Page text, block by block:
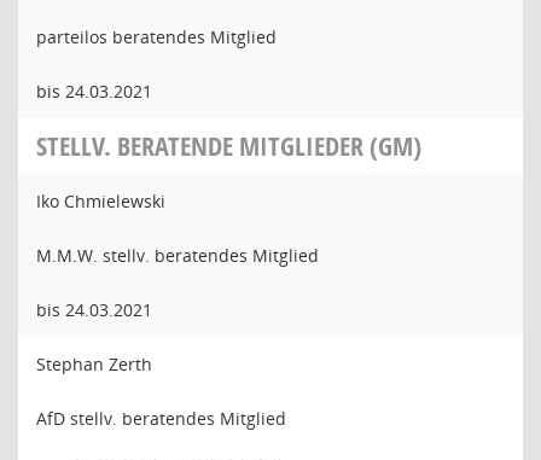
parteilos beratendes Mitglied
bis 24.03.2021
STELLV. BERATENDE MITGLIEDER (GM)
Iko Chmielewski
M.M.W. stellv. beratendes Mitglied
bis 24.03.2021
Stephan Zerth
AfD stellv. beratendes Mitglied